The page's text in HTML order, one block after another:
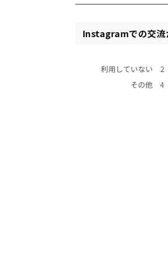
Instagramでの交流